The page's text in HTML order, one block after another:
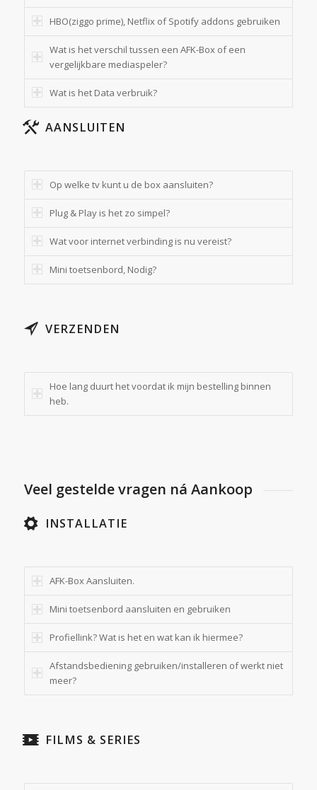
HBO(ziggo prime), Netflix of Spotify addons gebruiken
Wat is het verschil tussen een AFK-Box of een
vergelijkbare mediaspeler?
Wat is het Data verbruik?
AANSLUITEN
Op welke tv kunt u de box aansluiten?
Plug & Play is het zo simpel?
Wat voor internet verbinding is nu vereist?
Mini toetsenbord, Nodig?
VERZENDEN
Hoe lang duurt het voordat ik mijn bestelling binnen
heb.
Veel gestelde vragen ná Aankoop
INSTALLATIE
AFK-Box Aansluiten.
Mini toetsenbord aansluiten en gebruiken
Profiellink? Wat is het en wat kan ik hiermee?
Afstandsbediening gebruiken/installeren of werkt niet
meer?
FILMS & SERIES